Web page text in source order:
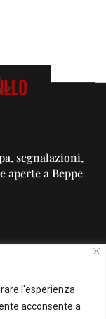
l'esperienza
acconsente a
segnalazioni,
aperte a Beppe
PUBBLICITA'
su questo Blog: